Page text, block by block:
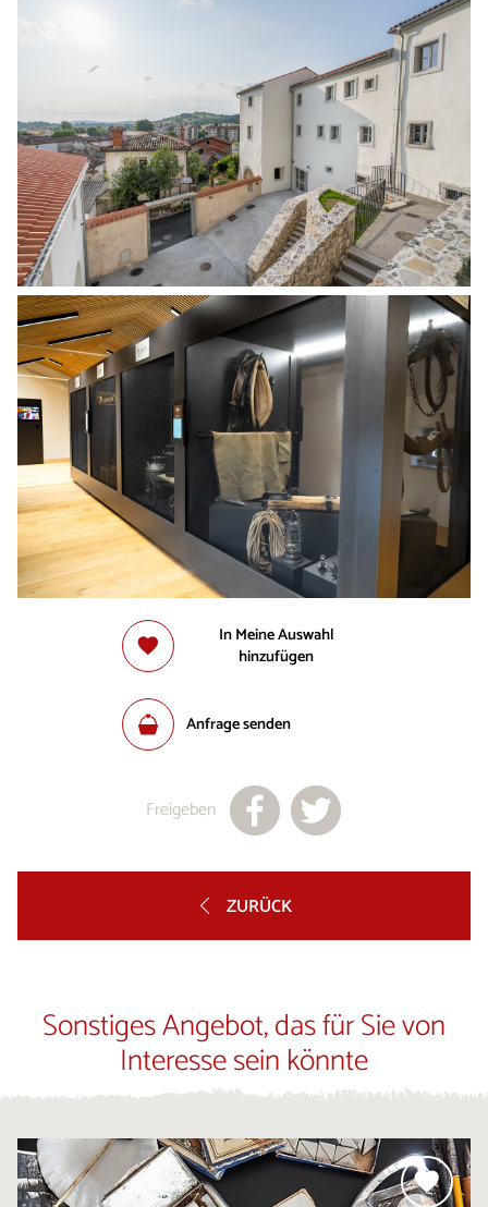
In Meine Auswahl
hinzufügen
Anfrage senden
Freigeben
ZURÜCK
Sonstiges Angebot, das für Sie von
Interesse sein könnte